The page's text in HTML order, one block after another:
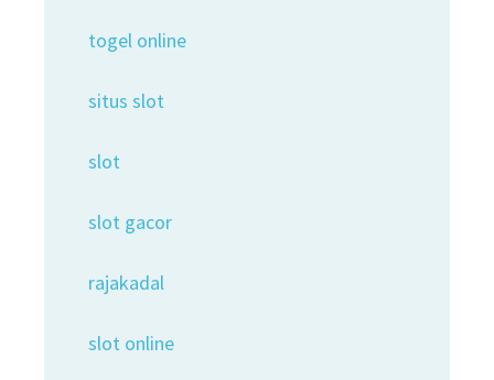
togel online
situs slot
slot
slot gacor
rajakadal
slot online